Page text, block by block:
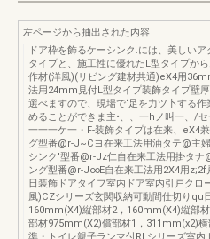
左ページから抽出された内容
ドア枠を飾るケーシンク.には、美しい
タイプと、施工性に優れたL型タイプか
作材(洋風)(リビング建材共通)eX4用
法用24mm見付L型タイプ装飾タイプ壁
選べますので、現場で‘足を力ツ卜する
めることができま主•、、一hノ叫一、/
一一一ケ一・F-装飾タイプは在来、eX4
グ型番@r-J~Cヨ在来工法用油タテ@主
シンク'型番@r-Jz仁自在来工法用掛タナ
ング型番@r-J∞E自在来工法用2X4用z;2f
日装飾ドアタイフ室内ドア室内引戸クロ
風)CZシリーズ玄関収納可動間仕切りqu
160mm(X4)縦部材2，160mm(X4)縦部
部材975mm(X2)償部材1，311mm(x2)
準・トイレ親子ランマ付RLシリーズ室内